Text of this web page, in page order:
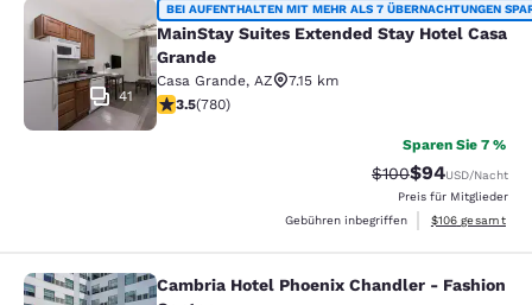
MainStay Suites Extended Stay
41
BEI AUFENTHALTEN MIT MEHR ALS 7 ÜBERNACHTUNGEN
MainStay Suites Extended Stay Hotel Casa
Grande
Casa Grande, AZ
7.15 km
3.51-Sterne-Bewertung. Gut. 780 Bewertungen
3.5(780)
Sparen Sie 7 %
Durchgestrichener
$100Vergünstigter
$94USD/Nacht
Preis für Mitglieder
Gebühren inbegriffen
Geschätzte
$106 gesamt
Cambria Hotel Phoenix Chandler -
Cambria Hotel Phoenix Chandler - Fashion